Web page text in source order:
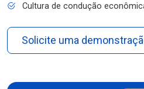
Cultura de condução
Solicite uma